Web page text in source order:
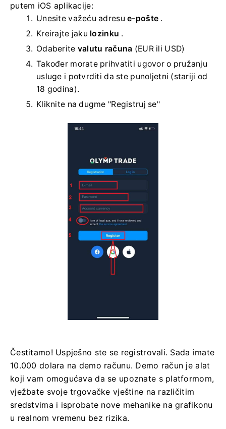
putem iOS aplikacije:
Unesite važeću adresue-pošte .
Kreirajte jaku lozinku .
Odaberite valutu računa (EUR ili USD)
Također morate prihvatiti ugovor o pružanju
usluge i potvrditi da ste punoljetni (stariji od
18 godina).
Kliknite na dugme "Registruj se"
Čestitamo! Uspješno ste se registrovali. Sada imate
10.000 dolara na demo računu. Demo račun je alat
koji vam omogućava da se upoznate s platformom,
vježbate svoje trgovačke vještine na različitim
sredstvima i isprobate nove mehanike na grafikonu
u realnom vremenu bez rizika.